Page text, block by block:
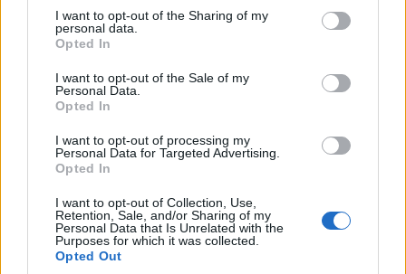
not limited to your visit or usage behaviour. You may click to
grant or deny consent to Google and its third-party tags to
use your data for below specified purposes in below Google
consent section.
I want to opt-out of the Sharing of my
personal data.
Opted In
I want to opt-out of the Sale of my
Personal Data.
Opted In
I want to opt-out of processing my
Personal Data for Targeted Advertising.
Opted In
I want to opt-out of Collection, Use,
Retention, Sale, and/or Sharing of my
Personal Data that Is Unrelated with the
Purposes for which it was collected.
Opted Out
από όλα τα οχήματα που συμμετείχαν στην έρευνα.
κατηγορίας.
X4 αποτελούν σημαντικούς πυλώνες της παγκόσμιας
επιτυχίας της εταιρείας στην αγορά. Συνδυάζουν σπορ
δυναμική οδήγησης, σχολαστικό σχεδιασμό και εξαιρετική
καθημερινή χρηστικότητα σε κύριες κατηγορίες της αγοράς.
Το περιοδικό «Car and Driver» (ΗΠΑ) απένειμε στις
Σειρά 3